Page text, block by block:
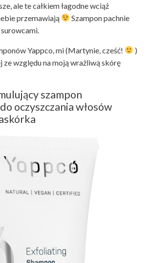
ale te całkiem łagodne wciąż
przemawiają
Szampon pachnie
Yappco, mi (Martynie, cześć!
)
ze względu na moją wrażliwą skórę
szampon
oczyszczania włosów